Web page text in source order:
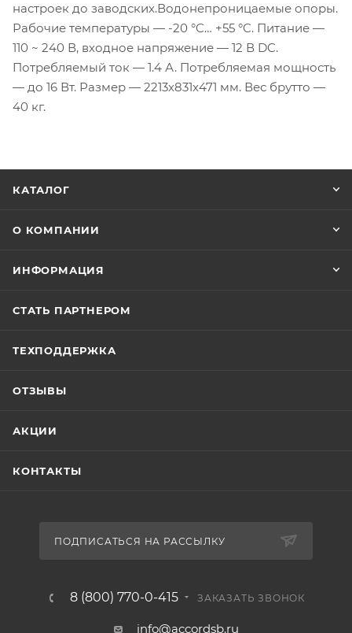
настроек до заводских.Водонепроницаемые опоры.
Рабочие температуры — -20 °C… +55 °C. Питание —
110 ~ 240 В, входное напряжение — 12 В DC.
Потребляемый ток — 1.4 А. Потребляемая мощность
— до 16 Вт. Размер — 2213x831x471 мм. Вес брутто —
40 кг.
КАТАЛОГ
О КОМПАНИИ
ИНФОРМАЦИЯ
СТАТЬ ПАРТНЕРОМ
ТЕХПОДДЕРЖКА
ОТЗЫВЫ
АКЦИИ
КОНТАКТЫ
ПОДПИСАТЬСЯ НА РАССЫЛКУ
8 (800) 770-0-415 ЗАКАЗАТЬ ЗВОНОК
info@accordsb.ru